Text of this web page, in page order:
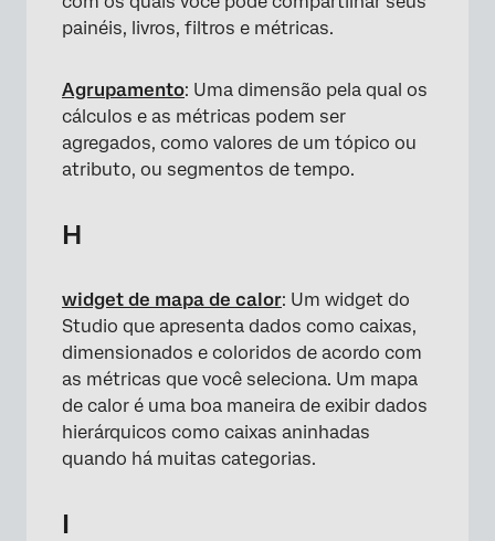
painéis, livros, filtros e métricas.
Agrupamento: Uma dimensão pela qual os
cálculos e as métricas podem ser
agregados, como valores de um tópico ou
atributo, ou segmentos de tempo.
H
widget de mapa de calor: Um widget do
Studio que apresenta dados como caixas,
dimensionados e coloridos de acordo com
as métricas que você seleciona. Um mapa
de calor é uma boa maneira de exibir dados
hierárquicos como caixas aninhadas
quando há muitas categorias.
I